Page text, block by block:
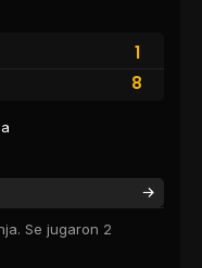
1
8
Se jugaron 2